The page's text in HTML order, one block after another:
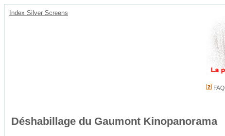
Index Silver Screens
FAQ
Déshabillage du Gaumont Kinopanorama